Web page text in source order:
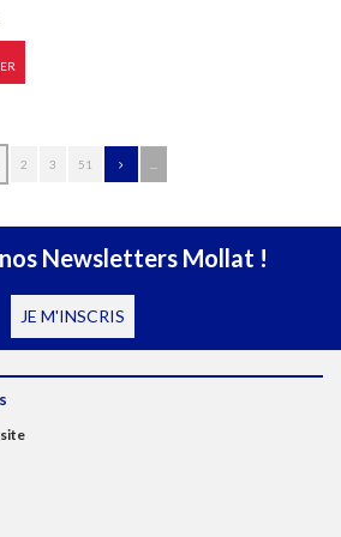
2 3 51
Newsletters Mollat !
JE M'INSCRIS